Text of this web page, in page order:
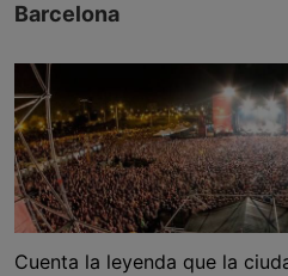
Barcelona
Cuenta la leyenda que la